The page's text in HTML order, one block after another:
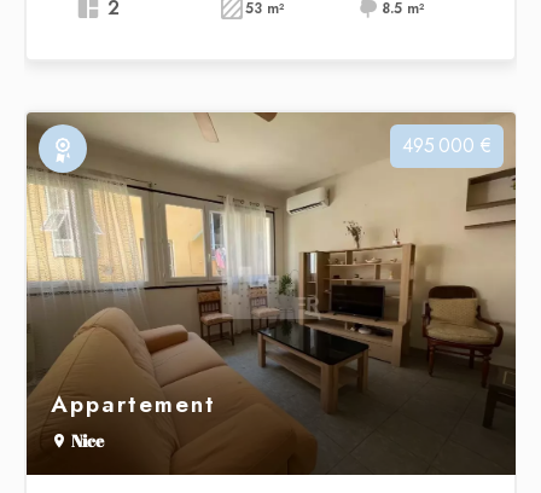
2
53 m² 8.5 m²
Exclusivité
Appartement
Nice
495 000 €